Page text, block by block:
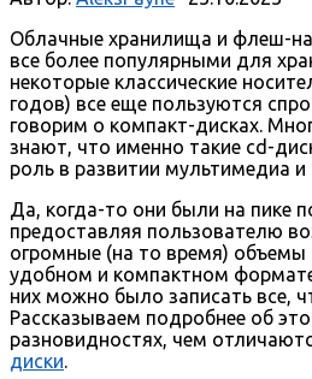
Облачные хранилища и флеш-
все более популярными для
некоторые классические
годов) все еще пользуются
говорим о компакт-дисках.
знают, что именно такие cd-
роль в развитии мультимедиа
Да, когда-то они были на пике
предоставляя пользователю
огромные (на то время)
удобном и компактном
них можно было записать все,
Рассказываем подробнее об
разновидностях, чем
диски.